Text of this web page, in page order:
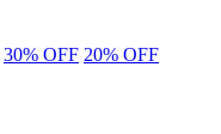
30% OFF 20% OFF